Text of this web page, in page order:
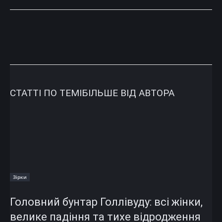
СТАТТІ ПО ТЕМІБІЛЬШЕ ВІД АВТОРА
Зірки
Головний бунтар Голлівуду: всі жінки,
велике падіння та тихе відродження